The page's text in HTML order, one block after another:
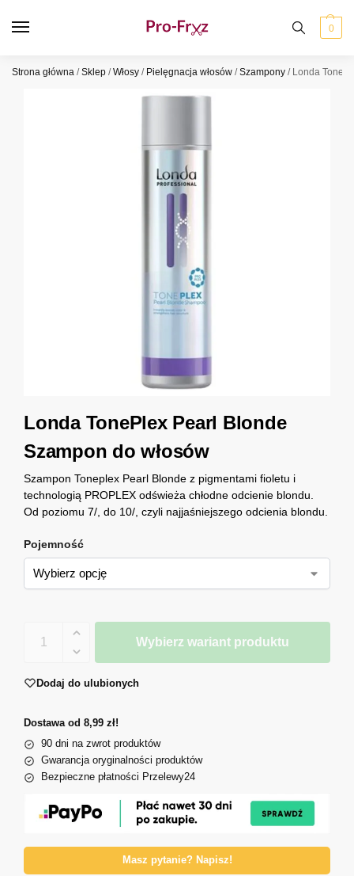
0
Strona główna /Sklep /Włosy / Pielęgnacja włosów /Szampony / Londa
Londa TonePlex Pearl Blonde
Szampon do włosów
Szampon Toneplex Pearl Blonde z pigmentami fioletu i
technologią PROPLEX odświeża chłodne odcienie blondu.
Od poziomu 7/, do 10/, czyli najjaśniejszego odcienia blondu.
Pojemność
Wybierz wariant produktu
Dodaj do ulubionych
Dostawa od 8,99 zł!
90 dni na zwrot produktów
Gwarancja oryginalności produktów
Bezpieczne płatności Przelewy24
Masz pytanie? Napisz!